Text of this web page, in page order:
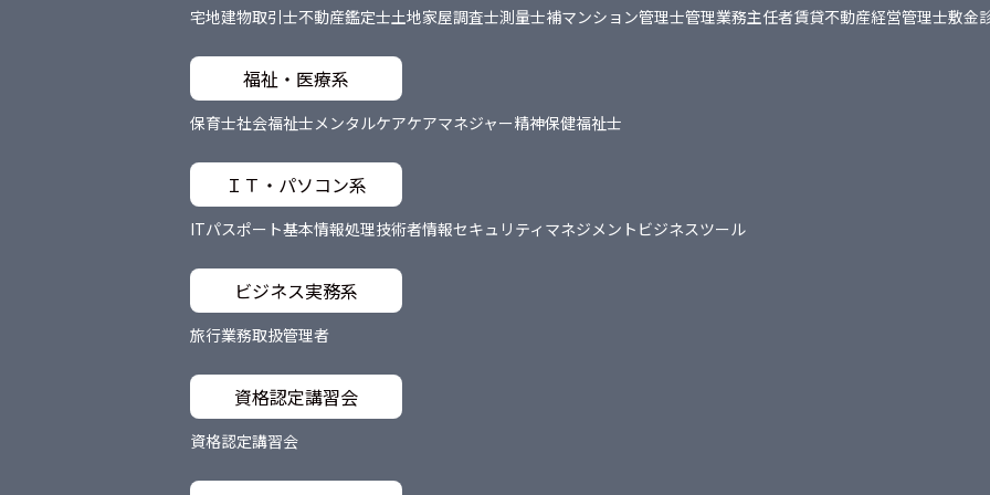
宅地建物取引士不動産鑑定士土地家屋調査士測量士補マンション管理士管理業務主任者賃貸不動産経営管理士敷金
福祉・医療系
保育士社会福祉士メンタルケアケアマネジャー精神保健福祉士
ＩＴ・パソコン系
ITパスポート基本情報処理技術者情報セキュリティマネジメント ビジネスツール
ビジネス実務系
旅行業務取扱管理者
資格認定講習会
資格認定講習会